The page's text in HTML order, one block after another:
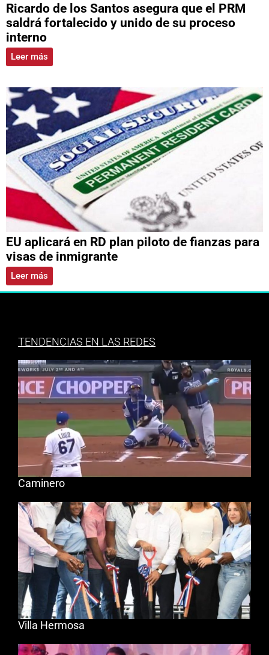
Ricardo de los Santos asegura que el PRM
saldrá fortalecido y unido de su proceso
interno
Leer más
EU aplicará en RD plan piloto de fianzas para
visas de inmigrante
Leer más
TENDENCIAS EN LAS REDES
Caminero
Villa Hermosa